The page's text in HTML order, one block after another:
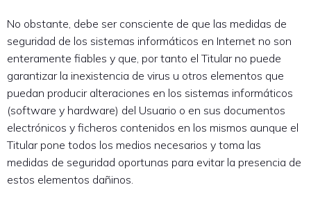
No obstante, debe ser consciente de que las medidas de
seguridad de los sistemas informáticos en Internet no son
enteramente fiables y que, por tanto el Titular no puede
garantizar la inexistencia de virus u otros elementos que
puedan producir alteraciones en los sistemas informáticos
(software y hardware) del Usuario o en sus documentos
electrónicos y ficheros contenidos en los mismos aunque el
Titular pone todos los medios necesarios y toma las
medidas de seguridad oportunas para evitar la presencia de
estos elementos dañinos.